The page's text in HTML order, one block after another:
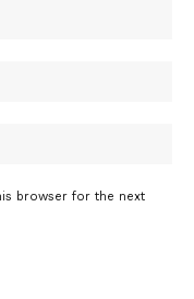
browser for the next